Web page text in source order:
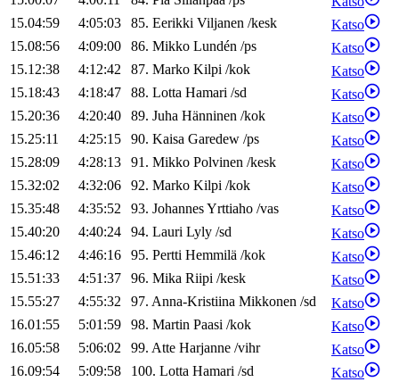
15.04:59
4:05:03 85. Eerikki Viljanen /kesk
Katso
15.08:56
4:09:00 86. Mikko Lundén /ps
Katso
15.12:38
4:12:42 87. Marko Kilpi /kok
Katso
15.18:43
4:18:47 88. Lotta Hamari /sd
Katso
15.20:36
4:20:40 89. Juha Hänninen /kok
Katso
15.25:11
4:25:15 90. Kaisa Garedew /ps
Katso
15.28:09
4:28:13 91. Mikko Polvinen /kesk
Katso
15.32:02
4:32:06 92. Marko Kilpi /kok
Katso
15.35:48
4:35:52 93. JohannesYrttiaho /vas
Katso
15.40:20
4:40:24 94. Lauri Lyly /sd
Katso
15.46:12
4:46:16 95. Pertti Hemmilä /kok
Katso
15.51:33
4:51:37 96. Mika Riipi /kesk
Katso
15.55:27
4:55:32 97. Anna-Kristiina Mikkonen /sd
Katso
16.01:55
5:01:59 98. Martin Paasi /kok
Katso
16.05:58
5:06:02 99. Atte Harjanne /vihr
Katso
16.09:54
5:09:58 100. Lotta Hamari /sd
Katso